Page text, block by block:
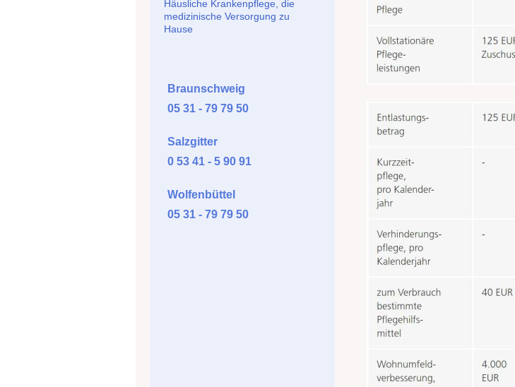
Häusliche Krankenpflege, die
medizinische Versorgung zu
Hause
Braunschweig
05 31 - 79 79 50
Salzgitter
0 53 41 - 5 90 91
Wolfenbüttel
05 31 - 79 79 50